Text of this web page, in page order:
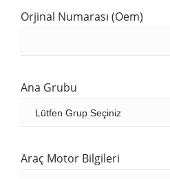
Orjinal Numarası (Oem)
Ana Grubu
Araç Motor Bilgileri